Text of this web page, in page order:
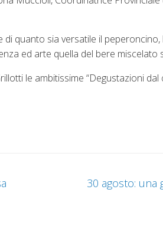
quanto sia versatile il
ed arte quella del bere miscelato
le ambitissime “Degustazioni
30 agosto: una